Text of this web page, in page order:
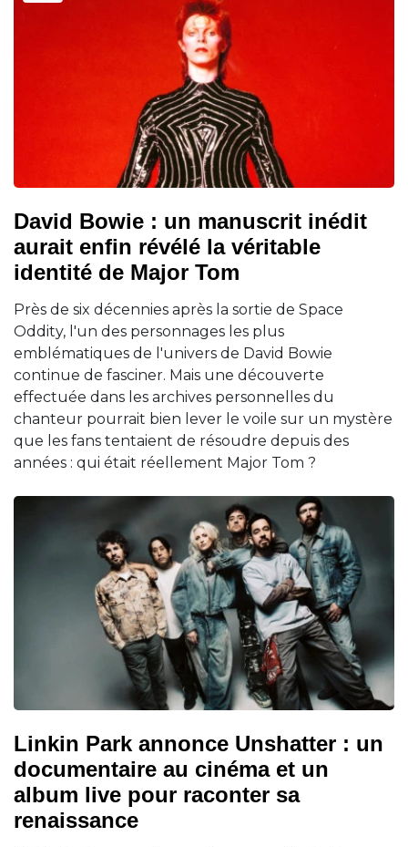
David Bowie : un manuscrit inédit
aurait enfin révélé la véritable
identité de Major Tom
Près de six décennies après la sortie de Space
Oddity, l'un des personnages les plus
emblématiques de l'univers de David Bowie
continue de fasciner. Mais une découverte
effectuée dans les archives personnelles du
chanteur pourrait bien lever le voile sur un mystère
que les fans tentaient de résoudre depuis des
années : qui était réellement Major Tom ?
Linkin Park annonce Unshatter : un
documentaire au cinéma et un
album live pour raconter sa
renaissance